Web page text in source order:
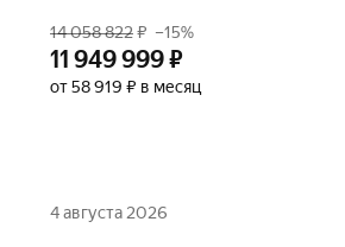
14 058 822₽ –15%
11 949 999₽
от 58 919 ₽ в месяц
4 августа 2026